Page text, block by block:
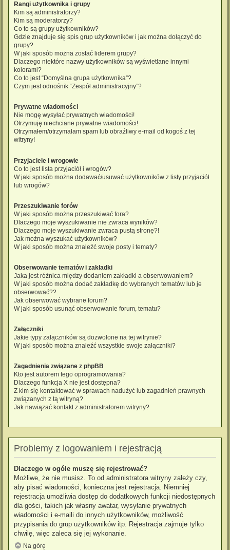
Rangi użytkownika i grupy
Kim są administratorzy?
Kim są moderatorzy?
Co to są grupy użytkowników?
Gdzie znajduje się spis grup użytkowników i jak można dołączyć do
grupy?
W jaki sposób można zostać liderem grupy?
Dlaczego niektóre nazwy użytkowników są wyświetlane innymi
kolorami?
Co to jest “Domyślna grupa użytkownika”?
Czym jest odnośnik “Zespół administracyjny”?
Prywatne wiadomości
Nie mogę wysyłać prywatnych wiadomości!
Otrzymuję niechciane prywatne wiadomości!
Otrzymałem/otrzymałam spam lub obraźliwy e-mail od kogoś z tej
witryny!
Przyjaciele i wrogowie
Co to jest lista przyjaciół i wrogów?
W jaki sposób można dodawać/usuwać użytkowników z listy przyjaciół
lub wrogów?
Przeszukiwanie forów
W jaki sposób można przeszukiwać fora?
Dlaczego moje wyszukiwanie nie zwraca wyników?
Dlaczego moje wyszukiwanie zwraca pustą stronę?!
Jak można wyszukać użytkowników?
W jaki sposób można znaleźć swoje posty i tematy?
Obserwowanie tematów i zakładki
Jaka jest różnica między dodaniem zakładki a obserwowaniem?
W jaki sposób można dodać zakładkę do wybranych tematów lub je
obserwować??
Jak obserwować wybrane forum?
W jaki sposób usunąć obserwowanie forum, tematu?
Załączniki
Jakie typy załączników są dozwolone na tej witrynie?
W jaki sposób można znaleźć wszystkie swoje załączniki?
Zagadnienia związane z phpBB
Kto jest autorem tego oprogramowania?
Dlaczego funkcja X nie jest dostępna?
Z kim się kontaktować w sprawach nadużyć lub zagadnień prawnych
związanych z tą witryną?
Jak nawiązać kontakt z administratorem witryny?
Problemy z logowaniem i rejestracją
Dlaczego w ogóle muszę się rejestrować?
Możliwe, że nie musisz. To od administratora witryny zależy czy,
aby pisać wiadomości, konieczna jest rejestracja. Niemniej
rejestracja umożliwia dostęp do dodatkowych funkcji niedostępnych
dla gości, takich jak własny awatar, wysyłanie prywatnych
wiadomości i e-maili do innych użytkowników, możliwość
przypisania do grup użytkowników itp. Rejestracja zajmuje tylko
chwilę, więc zaleca się jej wykonanie.
Na górę